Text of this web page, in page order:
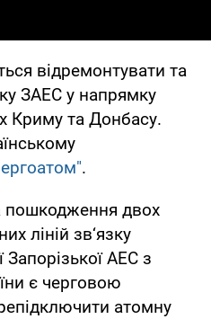
відремонтувати та
ЗАЕС у напрямку
Криму та Донбасу.
.
пошкодження двох
ліній зв‘язку
АЕС з
є черговою
атомну